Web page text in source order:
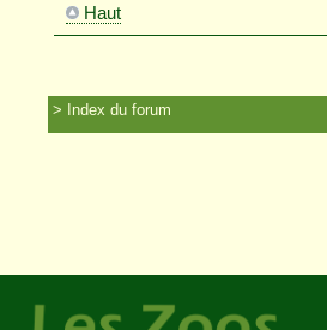
Haut
Index du forum